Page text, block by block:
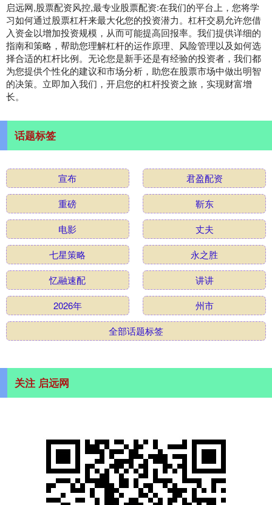
启远网,股票配资风控,最专业股票配资:在我们的平台上，您将学
习如何通过股票杠杆来最大化您的投资潜力。杠杆交易允许您借
入资金以增加投资规模，从而可能提高回报率。我们提供详细的
指南和策略，帮助您理解杠杆的运作原理、风险管理以及如何选
择合适的杠杆比例。无论您是新手还是有经验的投资者，我们都
为您提供个性化的建议和市场分析，助您在股票市场中做出明智
的决策。立即加入我们，开启您的杠杆投资之旅，实现财富增
长。
话题标签
宣布
君盈配资
重磅
靳东
电影
丈夫
七星策略
永之胜
忆融速配
讲讲
2026年
州市
全部话题标签
关注 启远网